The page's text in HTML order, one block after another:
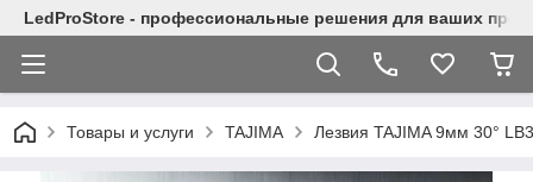
LedProStore - профессиональные решения для ваших
Товары и услуги TAJIMA Лезвия TAJIMA 9мм 30°